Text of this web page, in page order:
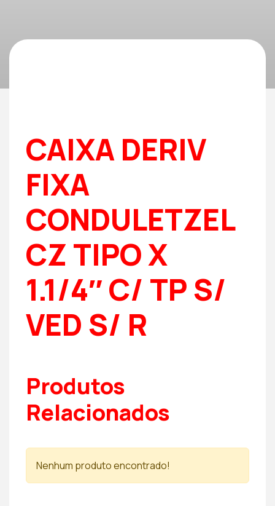
CAIXA DERIV
FIXA
CONDULETZEL
CZ TIPO X
1.1/4″ C/ TP S/
VED S/ R
Produtos
Relacionados
Nenhum produto encontrado!